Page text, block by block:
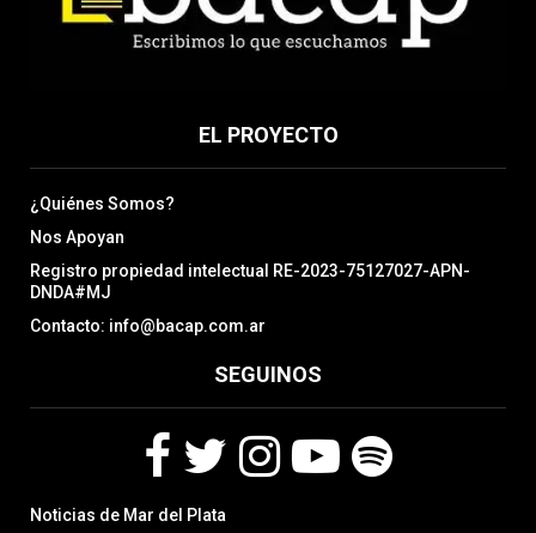
EL PROYECTO
¿Quiénes Somos?
Nos Apoyan
Registro propiedad intelectual RE-2023-75127027-APN-
DNDA#MJ
Contacto: info@bacap.com.ar
SEGUINOS
a
w
Noticias de Mar del Plata